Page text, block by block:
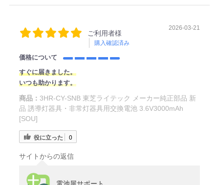
ご利用者様
購入確認済み
2026-03-21
価格について
すぐに届きました。
いつも助かります。
商品： 3HR-CY-SNB 東芝ライテック メーカー純正部品 新
品 誘導灯器具・非常灯器具用交換電池 3.6V3000mAh
[SOU]
役に立った 0
サイトからの返信
電池屋サポート